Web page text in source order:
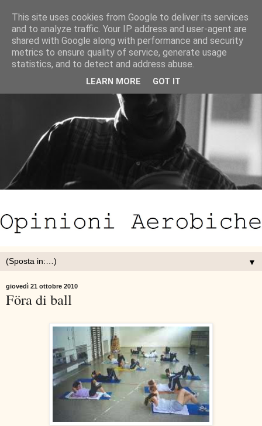
▼
giovedì 21 ottobre 2010
Föra di ball
This site uses cookies from Google to deliver its services
and to analyze traffic. Your IP address and user-agent are
shared with Google along with performance and security
metrics to ensure quality of service, generate usage
statistics, and to detect and address abuse.
LEARN MORE GOT IT